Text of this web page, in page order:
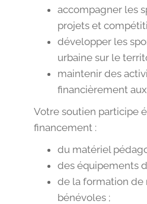
accompagner les
projets et
développer les
urbaine sur le
maintenir des
financièrement
Votre soutien participe
financement :
du matériel
des équipements
de la formation de
bénévoles ;